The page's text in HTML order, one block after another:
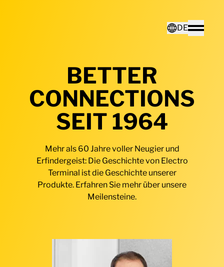
DE
Toggle
English
BETTER
CONNECTIONS
SEIT 1964
Mehr als 60 Jahre voller Neugier und
Erfindergeist: Die Geschichte von Electro
Terminal ist die Geschichte unserer
Produkte. Erfahren Sie mehr über unsere
Meilensteine.